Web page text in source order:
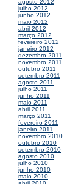
agosto 2012
julho 2012
junho 2012
maio 2012
abril 2012
março 2012
fevereiro 2012
janeiro 2012
dezembro 2011
novembro 2011
outubro 2011
setembro 2011
agosto 2011
julho 2011
junho 2011
maio 2011
abril 2011
março 2011
fevereiro 2011
janeiro 2011
novembro 2010
outubro 2010
setembro 2010
agosto 2010
julho 2010
junho 2010
maio 2010